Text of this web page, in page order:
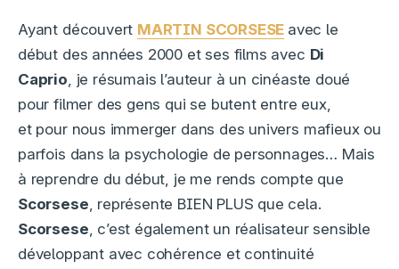
Ayant découvert MARTIN SCORSESE avec le
début des années 2000 et ses films avec Di
Caprio, je résumais l’auteur à un cinéaste doué
pour filmer des gens qui se butent entre eux,
et pour nous immerger dans des univers mafieux ou
parfois dans la psychologie de personnages… Mais
à reprendre du début, je me rends compte que
Scorsese, représente BIEN PLUS que cela.
Scorsese, c’est également un réalisateur sensible
développant avec cohérence et continuité